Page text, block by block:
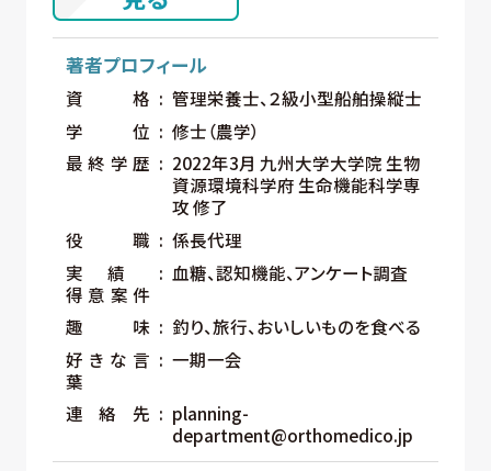
著者プロフィール
資格
管理栄養士、２級小型船舶操縦士
学位
修士（農学）
最終学歴
2022年3月 九州大学大学院 生物
資源環境科学府 生命機能科学専
攻 修了
役職
係長代理
実績
得意案件
血糖、認知機能、アンケート調査
趣味
釣り、旅行、おいしいものを食べる
好きな言
葉
一期一会
連絡先
planning-
department@orthomedico.jp